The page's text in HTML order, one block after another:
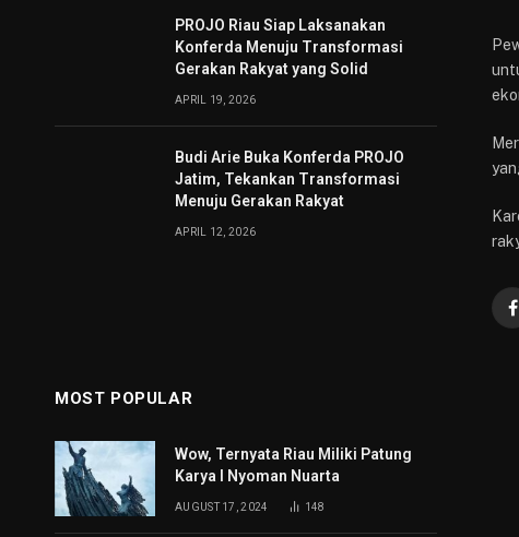
PROJO Riau Siap Laksanakan
Konferda Menuju Transformasi
Gerakan Rakyat yang Solid
APRIL 19, 2026
Budi Arie Buka Konferda PROJO
Jatim, Tekankan Transformasi
Menuju Gerakan Rakyat
APRIL 12, 2026
MOST POPULAR
Wow, Ternyata Riau Miliki Patung
Karya I Nyoman Nuarta
AUGUST 17, 2024 148